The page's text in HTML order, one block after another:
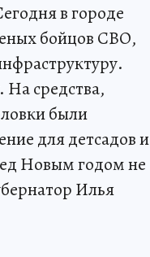
в городе
бойцов СВО,
средства,
были
для детсадов и
Новым годом не
Илья